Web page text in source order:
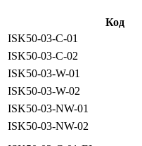
Код
ISK50-03-C-01
ISK50-03-C-02
ISK50-03-W-01
ISK50-03-W-02
ISK50-03-NW-01
ISK50-03-NW-02